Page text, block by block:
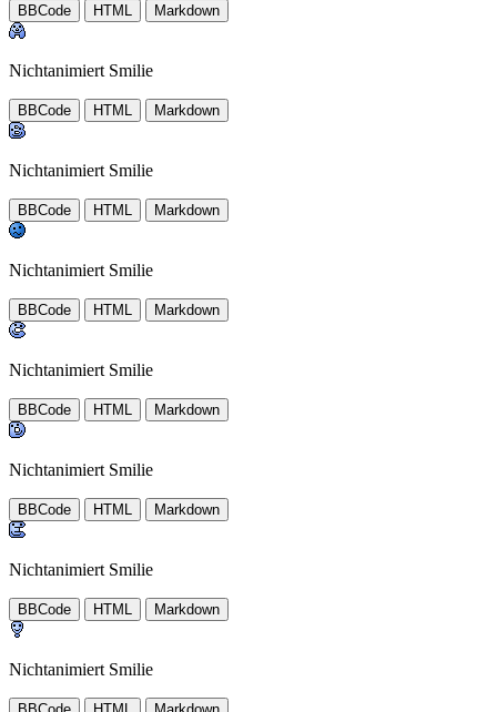
BBCode HTML Markdown
Nichtanimiert Smilie
BBCode HTML Markdown
Nichtanimiert Smilie
BBCode HTML Markdown
Nichtanimiert Smilie
BBCode HTML Markdown
Nichtanimiert Smilie
BBCode HTML Markdown
Nichtanimiert Smilie
BBCode HTML Markdown
Nichtanimiert Smilie
BBCode HTML Markdown
Nichtanimiert Smilie